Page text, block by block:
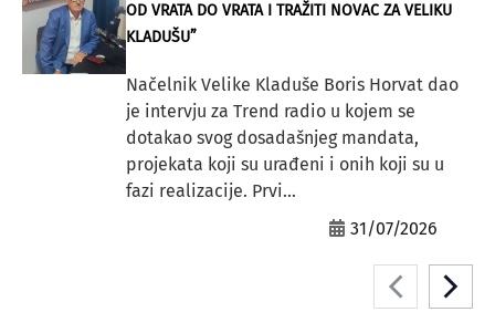
OD VRATA DO VRATA I TRAŽITI NOVAC ZA VELIKU
KLADUŠU”
Načelnik Velike Kladuše Boris Horvat dao
je intervju za Trend radio u kojem se
dotakao svog dosadašnjeg mandata,
projekata koji su urađeni i onih koji su u
fazi realizacije. Prvi...
31/07/2026